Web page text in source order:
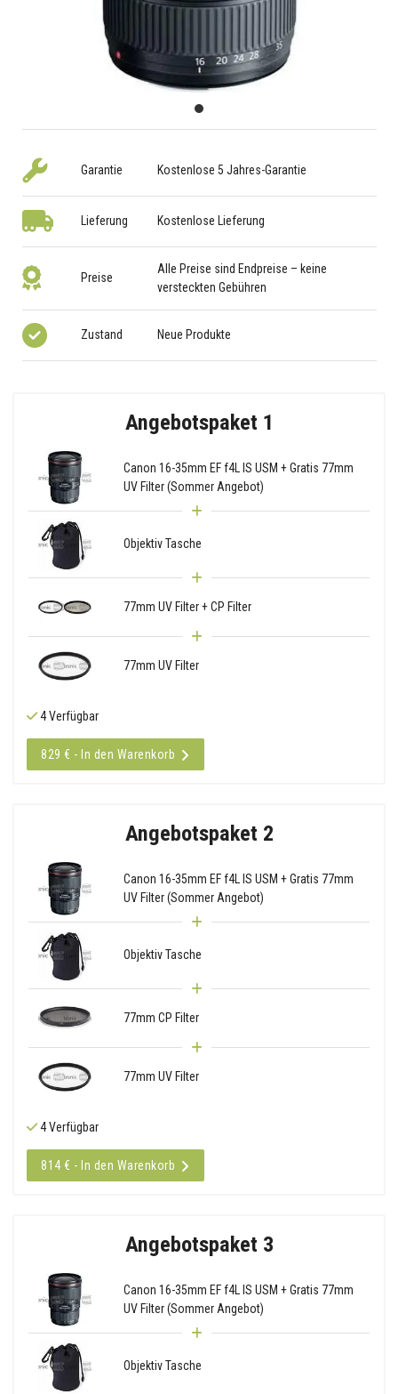
Garantie Kostenlose 5 Jahres-Garantie
Lieferung Kostenlose Lieferung
Preise
Alle Preise sind Endpreise – keine
versteckten Gebühren
Zustand Neue Produkte
Angebotspaket 1
Canon 16-35mm EF f4L IS USM + Gratis 77mm
UV Filter (Sommer Angebot)
Objektiv Tasche
77mm UV Filter + CP Filter
77mm UV Filter
4 Verfügbar
829 € - In den Warenkorb
Angebotspaket 2
Canon 16-35mm EF f4L IS USM + Gratis 77mm
UV Filter (Sommer Angebot)
Objektiv Tasche
77mm CP Filter
77mm UV Filter
4 Verfügbar
814 € - In den Warenkorb
Angebotspaket 3
Canon 16-35mm EF f4L IS USM + Gratis 77mm
UV Filter (Sommer Angebot)
Objektiv Tasche